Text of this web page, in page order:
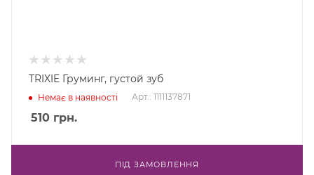
TRIXIE Груминг, густой зуб
Немає в наявності Арт.: 1111137871
510 грн.
ПІД ЗАМОВЛЕННЯ